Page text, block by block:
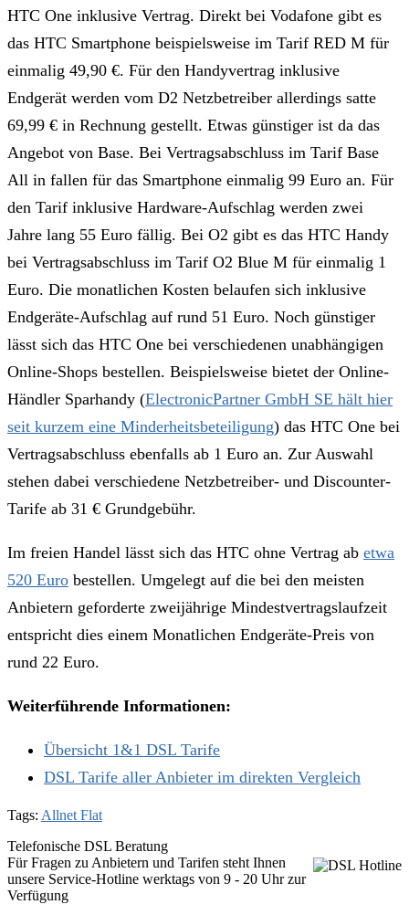
HTC One inklusive Vertrag. Direkt bei Vodafone gibt es
das HTC Smartphone beispielsweise im Tarif RED M für
einmalig 49,90 €. Für den Handyvertrag inklusive
Endgerät werden vom D2 Netzbetreiber allerdings satte
69,99 € in Rechnung gestellt. Etwas günstiger ist da das
Angebot von Base. Bei Vertragsabschluss im Tarif Base
All in fallen für das Smartphone einmalig 99 Euro an. Für
den Tarif inklusive Hardware-Aufschlag werden zwei
Jahre lang 55 Euro fällig. Bei O2 gibt es das HTC Handy
bei Vertragsabschluss im Tarif O2 Blue M für einmalig 1
Euro. Die monatlichen Kosten belaufen sich inklusive
Endgeräte-Aufschlag auf rund 51 Euro. Noch günstiger
lässt sich das HTC One bei verschiedenen unabhängigen
Online-Shops bestellen. Beispielsweise bietet der Online-
Händler Sparhandy (ElectronicPartner GmbH SE hält hier
seit kurzem eine Minderheitsbeteiligung) das HTC One bei
Vertragsabschluss ebenfalls ab 1 Euro an. Zur Auswahl
stehen dabei verschiedene Netzbetreiber- und Discounter-
Tarife ab 31 € Grundgebühr.
Im freien Handel lässt sich das HTC ohne Vertrag ab etwa
520 Euro bestellen. Umgelegt auf die bei den meisten
Anbietern geforderte zweijährige Mindestvertragslaufzeit
entspricht dies einem Monatlichen Endgeräte-Preis von
rund 22 Euro.
Weiterführende Informationen:
Übersicht 1&1 DSL Tarife
DSL Tarife aller Anbieter im direkten Vergleich
Tags: Allnet Flat
Telefonische DSL Beratung
Für Fragen zu Anbietern und Tarifen steht Ihnen
unsere Service-Hotline werktags von 9 - 20 Uhr zur
Verfügung